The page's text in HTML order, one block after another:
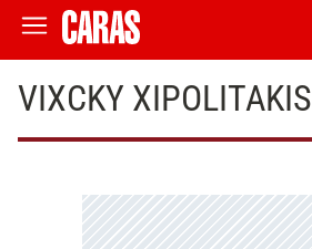
VIXCKY XIPOLITAKIS